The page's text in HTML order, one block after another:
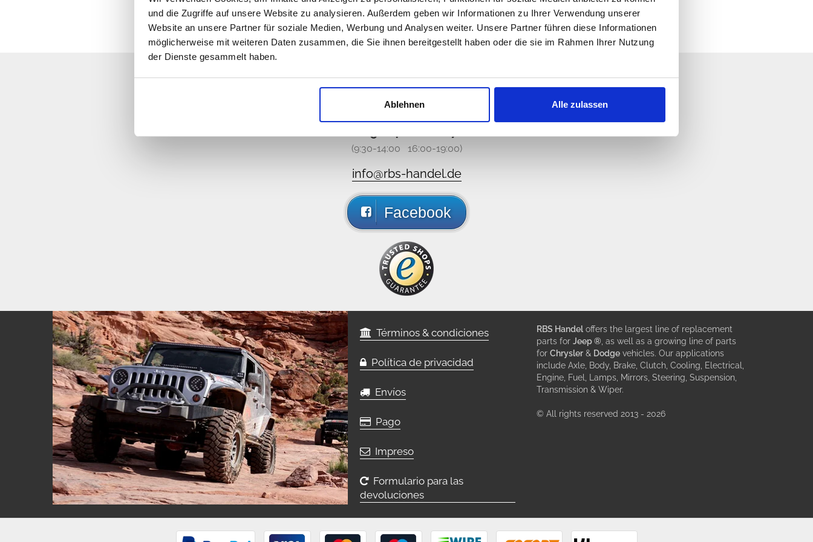
und die Zugriffe auf unsere Website zu analysieren. Außerdem geben wir Informationen zu Ihrer Verwendung unserer
Website an unsere Partner für soziale Medien, Werbung und Analysen weiter. Unsere Partner führen diese Informationen
möglicherweise mit weiteren Daten zusammen, die Sie ihnen bereitgestellt haben oder die sie im Rahmen Ihrer Nutzung
der Dienste gesammelt haben.
Ablehnen Alle zulassen
Lo sentimos no estamos disponibles, pero escribanos!
Llámenos o mande un e-mail, responderemos lo antes posible.
(9:30-14:00 16:00-19:00)
info@rbs-handel.de
Facebook
Términos & condiciones
Política de privacidad
Envíos
Pago
Impreso
Formulario para las
devoluciones
RBS Handel offers the largest line of replacement
parts for Jeep ®, as well as a growing line of parts
for Chrysler & Dodge vehicles. Our applications
include Axle, Body, Brake, Clutch, Cooling, Electrical,
Engine, Fuel, Lamps, Mirrors, Steering, Suspension,
Transmission & Wiper.
© All rights reserved 2013 - 2026